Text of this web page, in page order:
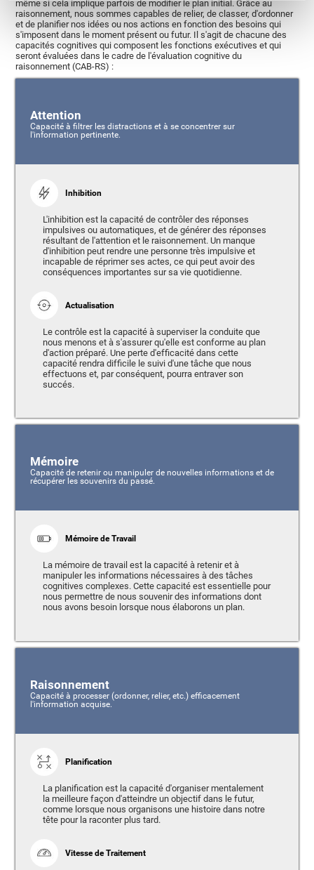
même si cela implique parfois de modifier le plan initial. Grâce au
raisonnement, nous sommes capables de relier, de classer, d'ordonner
et de planifier nos idées ou nos actions en fonction des besoins qui
s'imposent dans le moment présent ou futur. Il s'agit de chacune des
capacités cognitives qui composent les fonctions exécutives et qui
seront évaluées dans le cadre de l'évaluation cognitive du
raisonnement (CAB-RS) :
Attention
Capacité à filtrer les distractions et à se concentrer sur
l'information pertinente.
Inhibition
L'inhibition est la capacité de contrôler des réponses
impulsives ou automatiques, et de générer des réponses
résultant de l'attention et le raisonnement. Un manque
d'inhibition peut rendre une personne très impulsive et
incapable de réprimer ses actes, ce qui peut avoir des
conséquences importantes sur sa vie quotidienne.
Actualisation
Le contrôle est la capacité à superviser la conduite que
nous menons et à s'assurer qu'elle est conforme au plan
d'action préparé. Une perte d'efficacité dans cette
capacité rendra difficile le suivi d'une tâche que nous
effectuons et, par conséquent, pourra entraver son
succés.
Mémoire
Capacité de retenir ou manipuler de nouvelles informations et de
récupérer les souvenirs du passé.
Mémoire de Travail
La mémoire de travail est la capacité à retenir et à
manipuler les informations nécessaires à des tâches
cognitives complexes. Cette capacité est essentielle pour
nous permettre de nous souvenir des informations dont
nous avons besoin lorsque nous élaborons un plan.
Raisonnement
Capacité à processer (ordonner, relier, etc.) efficacement
l'information acquise.
Planification
La planification est la capacité d'organiser mentalement
la meilleure façon d'atteindre un objectif dans le futur,
comme lorsque nous organisons une histoire dans notre
tête pour la raconter plus tard.
Vitesse de Traitement